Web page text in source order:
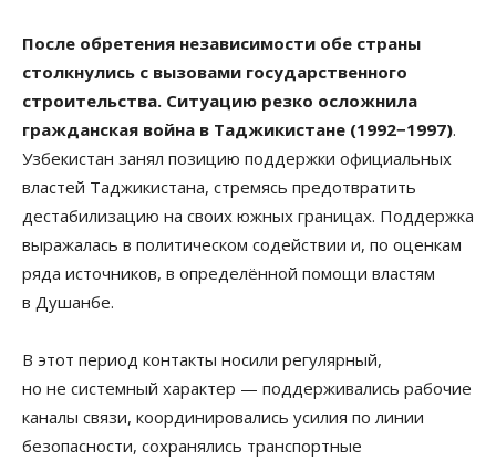
После обретения независимости обе страны
столкнулись с вызовами государственного
строительства. Ситуацию резко осложнила
гражданская война в Таджикистане (1992−1997).
Узбекистан занял позицию поддержки официальных
властей Таджикистана, стремясь предотвратить
дестабилизацию на своих южных границах. Поддержка
выражалась в политическом содействии и, по оценкам
ряда источников, в определённой помощи властям
в Душанбе.
В этот период контакты носили регулярный,
но не системный характер — поддерживались рабочие
каналы связи, координировались усилия по линии
безопасности, сохранялись транспортные